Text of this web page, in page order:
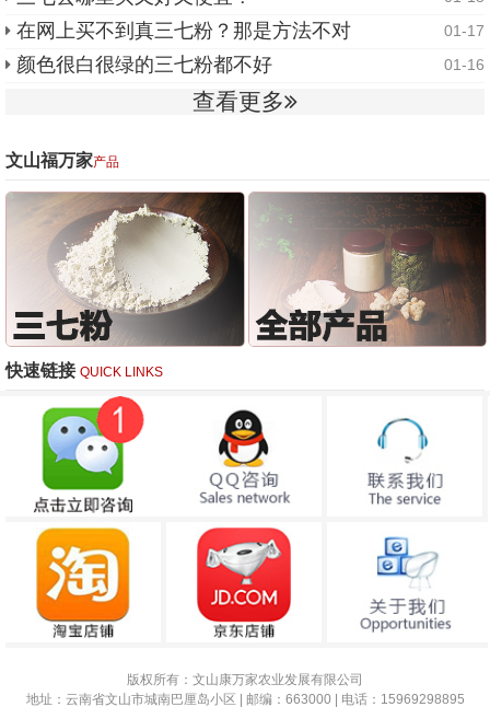
在网上买不到真三七粉？那是方法不对 01-17
颜色很白很绿的三七粉都不好 01-16
查看更多
文山福万家产品
快速链接 QUICK LINKS
版权所有：文山康万家农业发展有限公司
地址：云南省文山市城南巴厘岛小区 | 邮编：663000 | 电话：15969298895